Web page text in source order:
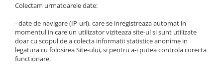
Colectam urmatoarele date:
- date de navigare (IP-uri), care se inregistreaza automat in
momentul in care un utilizator viziteaza site-ul si sunt utilizate
doar cu scopul de a colecta informatii statistice anonime in
legatura cu folosirea Site-ului, si pentru a-i putea controla corecta
functionare.